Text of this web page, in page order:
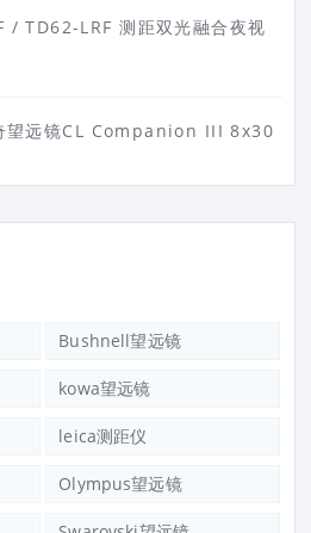
/ TD62-LRF 测距双光融合夜视
望远镜CL Companion III 8x30
Bushnell望远镜
kowa望远镜
leica测距仪
Olympus望远镜